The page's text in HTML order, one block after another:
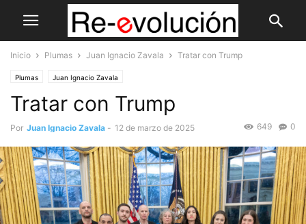
Inicio Plumas Juan Ignacio Zavala Tratar con Trump
Plumas Juan Ignacio Zavala
Tratar con Trump
Por Juan Ignacio Zavala - 12 de marzo de 2025 0
649